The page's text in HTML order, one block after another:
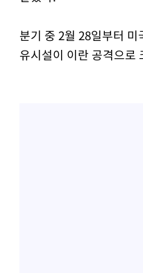
분기 중 2월 28일부터
유시설이 이란 공격으로